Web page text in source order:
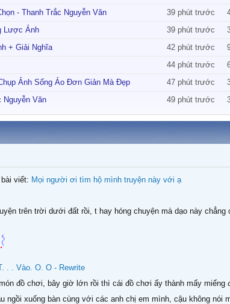
- Thanh Trắc Nguyễn Văn 39 phút trước
Lược Ảnh
39 phút trước
+ Giải Nghĩa 42 phút trước
44 phút trước
Ảnh Sống Ảo Đơn Giản Mà Đẹp 47 phút trước
Nguyễn Văn 49 phút trước
viết:
Nhìn hình đoán địa danh ở Việt Nam
viết:
trên dembuon,vn có sự thay đổi phải không Admin?
lại. Có thay đổi cách thức xin cho biết với ạ!
viết: Mọi người ơi tìm hộ mình truyện này với ạ
. . Vào. O. O - Rewrite
món đồ chơi, bây giờ lớn rồi thì cái đồ chơi ấy thành mấy miếng
ngồi xuống bàn cùng với các anh chị em mình, cậu không nói